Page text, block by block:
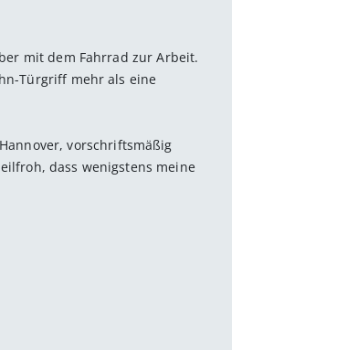
mit dem Fahrrad zur Arbeit.
Türgriff mehr als eine
vorschriftsmäßig
dass wenigstens meine